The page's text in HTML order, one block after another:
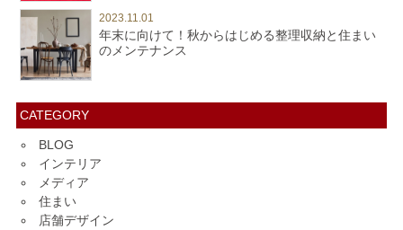
2023.11.01
年末に向けて！秋からはじめる整理収納と住まい
のメンテナンス
CATEGORY
BLOG
インテリア
メディア
住まい
店舗デザイン